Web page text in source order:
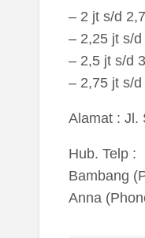
– 2 jt s/d
– 2,25 jt s/
– 2,5 jt s/d
– 2,75 jt s/
Alamat : Jl.
Hub. Telp :
Bambang
Anna